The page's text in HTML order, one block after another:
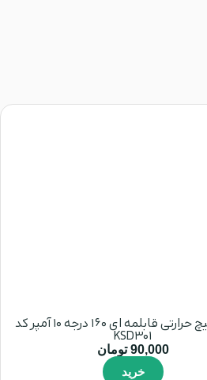
ترموسوئیچ حرارتی قابلمه ای 160 درجه 10 آمپر کد
KSD301
90,000 تومان
خرید